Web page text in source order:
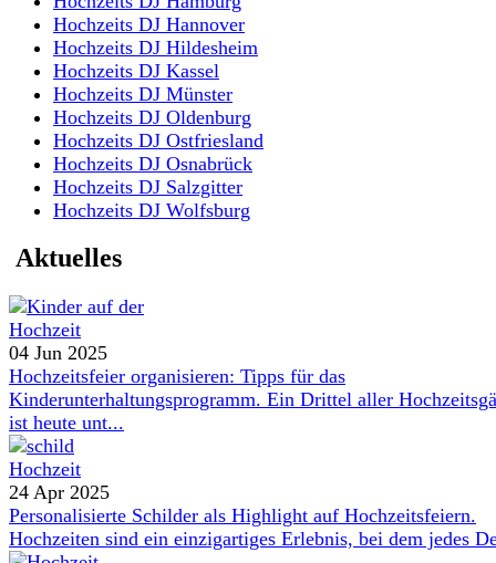
Hochzeits DJ Hannover
Hochzeits DJ Hildesheim
Hochzeits DJ Kassel
Hochzeits DJ Münster
Hochzeits DJ Oldenburg
Hochzeits DJ Ostfriesland
Hochzeits DJ Osnabrück
Hochzeits DJ Salzgitter
Hochzeits DJ Wolfsburg
Aktuelles
04 Jun 2025
Hochzeitsfeier organisieren: Tipps für das
Kinderunterhaltungsprogramm. Ein Drittel aller
ist heute unt...
24 Apr 2025
Personalisierte Schilder als Highlight auf Hochzeitsfeiern.
Hochzeiten sind ein einzigartiges Erlebnis, bei dem jedes